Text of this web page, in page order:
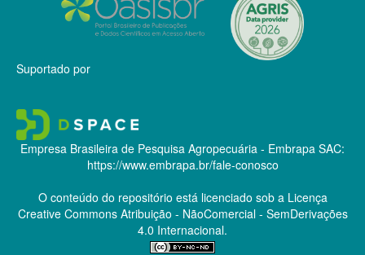
Suportado por
Empresa Brasileira de Pesquisa Agropecuária - Embrapa SAC:
https://www.embrapa.br/fale-conosco
O conteúdo do repositório está licenciado sob a Licença
Creative CommonsAtribuição - NãoComercial - SemDerivações
4.0 Internacional.